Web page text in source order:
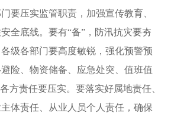
要压实监管职责，加强宣传教育、
全底线。要有“备”，防汛抗灾要夯
级各部门要高度敏锐，强化预警预
险、物资储备、应急处突、值班值
方责任要压实。要落实好属地责任、
体责任、从业人员个人责任，确保